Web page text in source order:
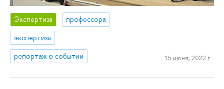
Экспертиза
профессора
экспертиза
репортаж о событии
15 июня, 2022 г.